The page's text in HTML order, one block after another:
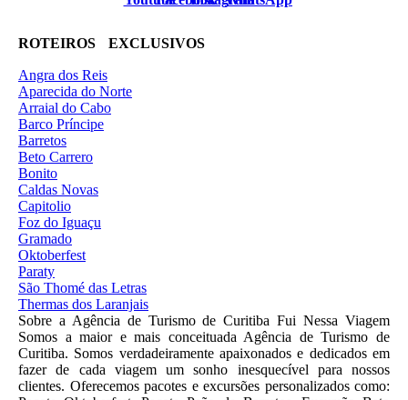
ROTEIROS EXCLUSIVOS
Angra dos Reis
Aparecida do Norte
Arraial do Cabo
Barco Príncipe
Barretos
Beto Carrero
Bonito
Caldas Novas
Capitolio
Foz do Iguaçu
Gramado
Oktoberfest
Paraty
São Thomé das Letras
Thermas dos Laranjais
Sobre a Agência de Turismo de Curitiba Fui Nessa Viagem
Somos a maior e mais conceituada Agência de Turismo de
Curitiba. Somos verdadeiramente apaixonados e dedicados em
fazer de cada viagem um sonho inesquecível para nossos
clientes. Oferecemos pacotes e excursões personalizados como: